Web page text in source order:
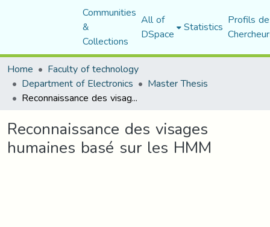
Communities
&
Collections
All of
DSpace Statistics Profils
Home
Faculty of technology
Department of Electronics Master Thesis
Reconnaissance des visages humaines basé sur les HMM
Reconnaissance des visages
humaines basé sur les HMM